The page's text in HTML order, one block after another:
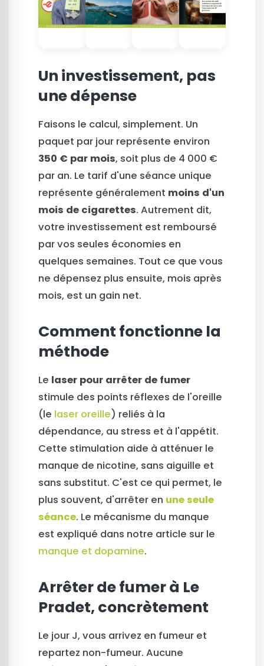
Un investissement, pas
une dépense
Faisons le calcul, simplement. Un
paquet par jour représente environ
350 € par mois, soit plus de 4 000 €
par an. Le tarif d'une séance unique
représente généralement moins d'un
mois de cigarettes. Autrement dit,
votre investissement est remboursé
par vos seules économies en
quelques semaines. Tout ce que vous
ne dépensez plus ensuite, mois après
mois, est un gain net.
Comment fonctionne la
méthode
Le laser pour arrêter de fumer
stimule des points réflexes de l'oreille
(le laser oreille) reliés à la
dépendance, au stress et à l'appétit.
Cette stimulation aide à atténuer le
manque de nicotine, sans aiguille et
sans substitut. C'est ce qui permet, le
plus souvent, d'arrêter en une seule
séance. Le mécanisme du manque
est expliqué dans notre article sur le
manque et dopamine.
Arrêter de fumer à Le
Pradet, concrètement
Le jour J, vous arrivez en fumeur et
repartez non-fumeur. Aucune